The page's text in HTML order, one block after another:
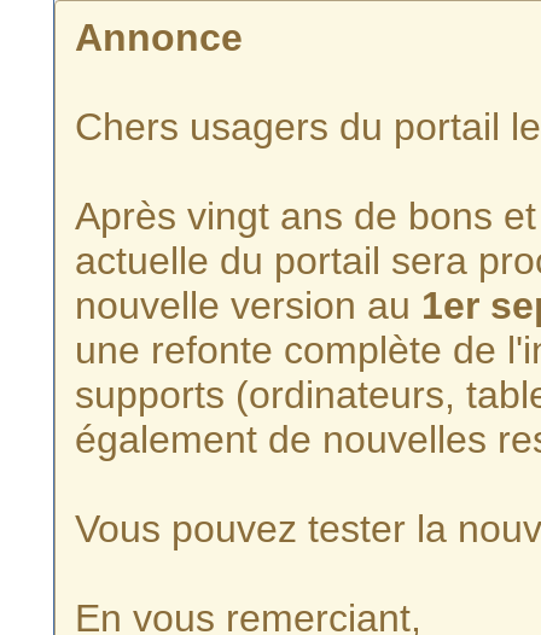
Annonce
Chers usagers du portail
Après vingt ans de bons
actuelle du portail sera
nouvelle version au 1er
une refonte complète de
supports (ordinateurs,
également de nouvelles
Vous pouvez tester la
En vous remerciant,